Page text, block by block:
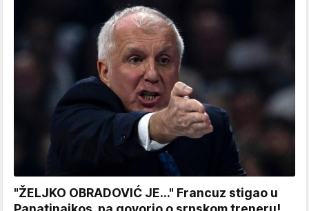
"ŽELJKO OBRADOVIĆ JE..." Francuz stigao u